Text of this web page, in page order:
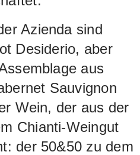
Azienda sind
Desiderio, aber
aus
Sauvignon
Wein, der aus der
Chianti-Weingut
der 50&50 zu dem